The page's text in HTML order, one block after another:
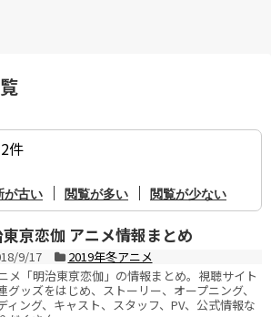
件
｜ ｜
亰恋伽 アニメ情報まとめ
9/17
2019年冬アニメ
メ「明治東亰恋伽」の情報まとめ。視聴サイト
グッズをはじめ、ストーリー、オープニング、
ィング、キャスト、スタッフ、PV、公式情報な